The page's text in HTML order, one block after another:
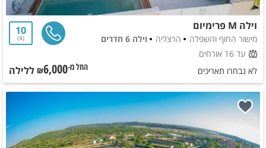
וילה M פרימיום
מישור החוף והשפלה הרצליה
וילה 6 חדרים
עד 16 אורחים
10
4
לא נבחרו תאריכים החל מ-₪6,000 ללילה